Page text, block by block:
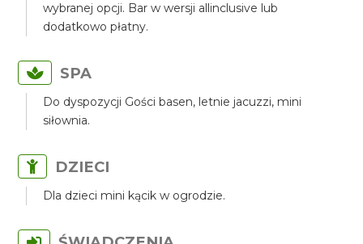
wybranej opcji. Bar w wersji allinclusive lub
dodatkowo płatny.
SPA
Do dyspozycji Gości basen, letnie jacuzzi, mini
siłownia.
DZIECI
Dla dzieci mini kącik w ogrodzie.